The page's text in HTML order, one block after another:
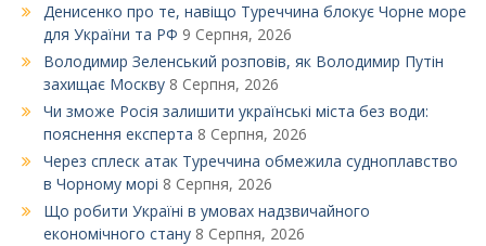
Денисенко про те, навіщо Туреччина блокує Чорне море
для України та РФ 9 Серпня, 2026
Володимир Зеленський розповів, як Володимир Путін
захищає Москву 8 Серпня, 2026
Чи зможе Росія залишити українські міста без води:
пояснення експерта 8 Серпня, 2026
Через сплеск атак Туреччина обмежила судноплавство
в Чорному морі 8 Серпня, 2026
Що робити Україні в умовах надзвичайного
економічного стану 8 Серпня, 2026